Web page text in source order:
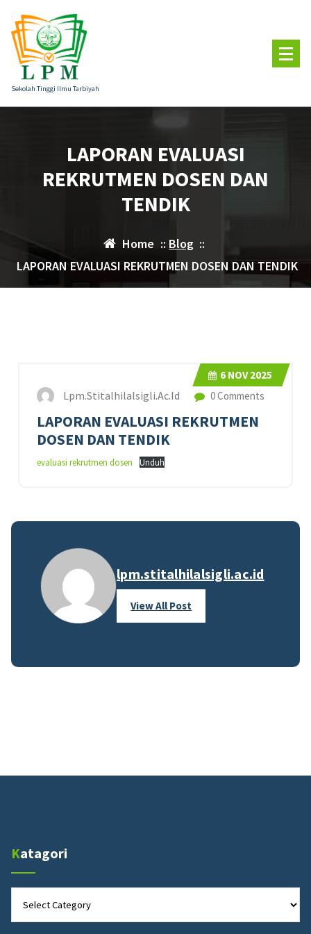
content
Sekolah Tinggi Ilmu Tarbiyah
LAPORAN EVALUASI
REKRUTMEN DOSEN DAN
TENDIK
Home :: Blog ::
LAPORAN EVALUASI REKRUTMEN DOSEN DAN TENDIK
6 NOV 2025
Lpm.stitalhilalsigli.ac.id 0 Comments
LAPORAN EVALUASI REKRUTMEN
DOSEN DAN TENDIK
evaluasi rekrutmen dosen Unduh
lpm.stitalhilalsigli.ac.id
View All Post
Katagori